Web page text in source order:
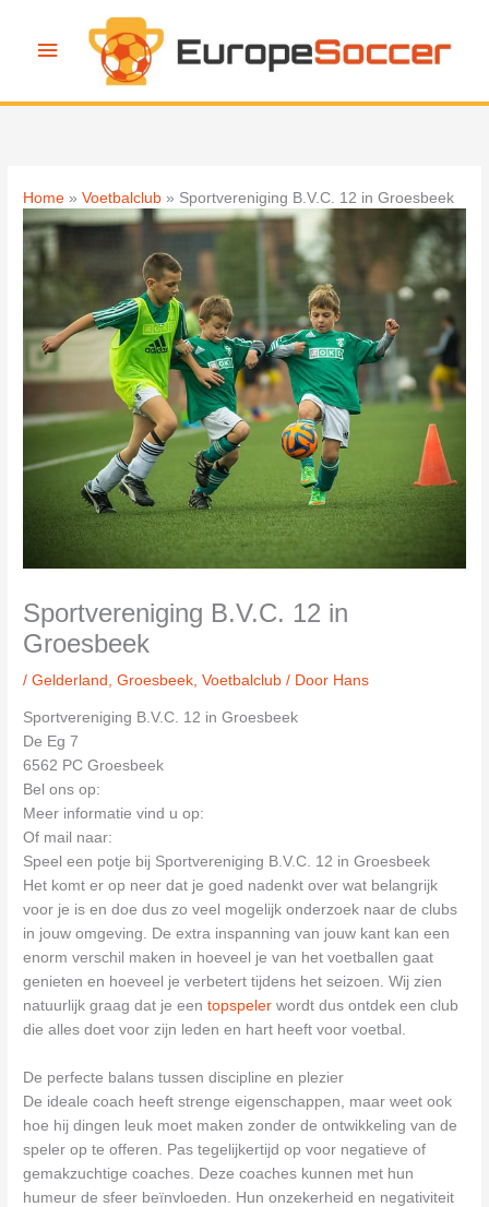
Hoofdmenu
Home Voetbalclub Sportvereniging B.V.C. 12 in Groesbeek
Sportvereniging B.V.C. 12 in
Groesbeek
/Gelderland ,Groesbeek,Voetbalclub / Door Hans
Sportvereniging B.V.C. 12 in Groesbeek
De Eg 7
6562 PC Groesbeek
Bel ons op:
Meer informatie vind u op:
Of mail naar:
Speel een potje bij Sportvereniging B.V.C. 12 in Groesbeek
Het komt er op neer dat je goed nadenkt over wat belangrijk
voor je is en doe dus zo veel mogelijk onderzoek naar de clubs
in jouw omgeving. De extra inspanning van jouw kant kan een
enorm verschil maken in hoeveel je van het voetballen gaat
genieten en hoeveel je verbetert tijdens het seizoen. Wij zien
natuurlijk graag dat je eentopspeler wordt dus ontdek een club
die alles doet voor zijn leden en hart heeft voor voetbal.
De perfecte balans tussen discipline en plezier
De ideale coach heeft strenge eigenschappen, maar weet ook
hoe hij dingen leuk moet maken zonder de ontwikkeling van de
speler op te offeren. Pas tegelijkertijd op voor negatieve of
gemakzuchtige coaches. Deze coaches kunnen met hun
humeur de sfeer beïnvloeden. Hun onzekerheid en negativiteit